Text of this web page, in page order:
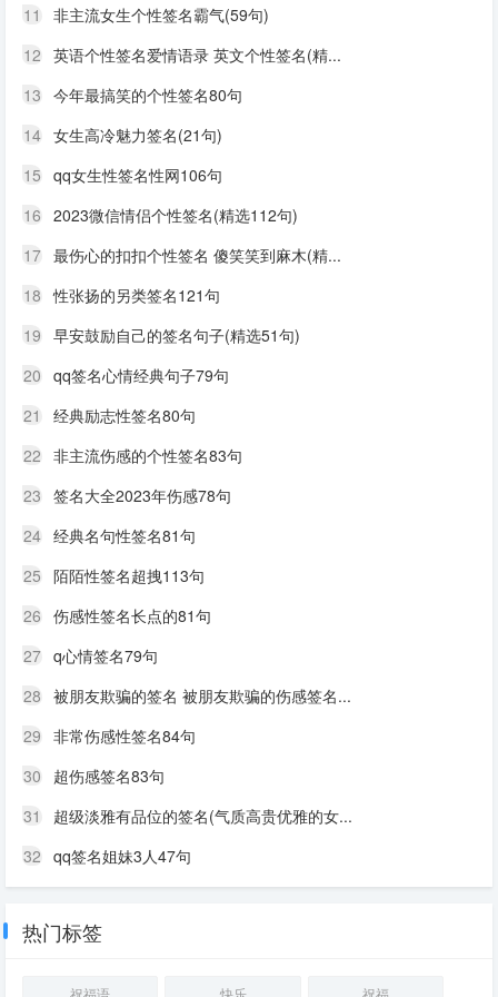
11
非主流女生个性签名霸气(59句)
12 英语个性签名爱情语录 英文个性签名(精...
13 今年最搞笑的个性签名80句
14 女生高冷魅力签名(21句)
15 qq女生性签名性网106句
16 2023微信情侣个性签名(精选112句)
17 最伤心的扣扣个性签名 傻笑笑到麻木(精...
18 性张扬的另类签名121句
19 早安鼓励自己的签名句子(精选51句)
20 qq签名心情经典句子79句
21
经典励志性签名80句
22 非主流伤感的个性签名83句
23 签名大全2023年伤感78句
24 经典名句性签名81句
25 陌陌性签名超拽113句
26 伤感性签名长点的81句
27 q心情签名79句
28 被朋友欺骗的签名 被朋友欺骗的伤感签名...
29 非常伤感性签名84句
30
超伤感签名83句
31
超级淡雅有品位的签名(气质高贵优雅的女...
32 qq签名姐妹3人47句
热门标签
祝福语 快乐 祝福